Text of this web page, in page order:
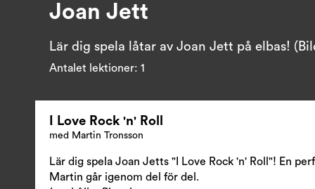
Joan Jett
Lär dig spela låtar av Joan Jett på elbas!
Antalet lektioner: 1
I Love Rock 'n' Roll
med Martin Tronsson
Lär dig spela Joan Jetts "I Love Rock 'n' Roll"! En
Martin går igenom del för del.